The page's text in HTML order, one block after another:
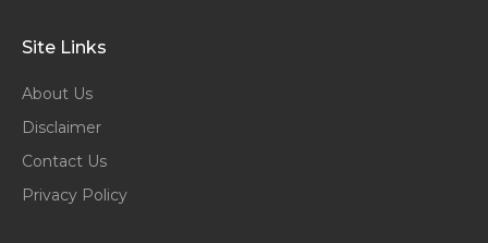
Site Links
About Us
Disclaimer
Contact Us
Privacy Policy